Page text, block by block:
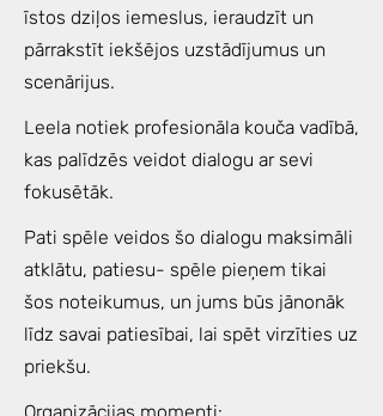
īstos dziļos iemeslus, ieraudzīt un
pārrakstīt iekšējos uzstādījumus un
scenārijus.
Leela notiek profesionāla kouča vadībā,
kas palīdzēs veidot dialogu ar sevi
fokusētāk.
Pati spēle veidos šo dialogu maksimāli
atklātu, patiesu- spēle pieņem tikai
šos noteikumus, un jums būs jānonāk
līdz savai patiesībai, lai spēt virzīties uz
priekšu.